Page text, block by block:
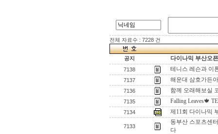
전체 자료수 : 7228 건
공지 다이나믹 부산오
7138 테니스 레슨과 이
7137 해운대 삼호가든
7136 함께 오래해보실
7135 Falling Leaves🍁
7134 제11회 다이나믹
7133
동부산 스포츠센
다